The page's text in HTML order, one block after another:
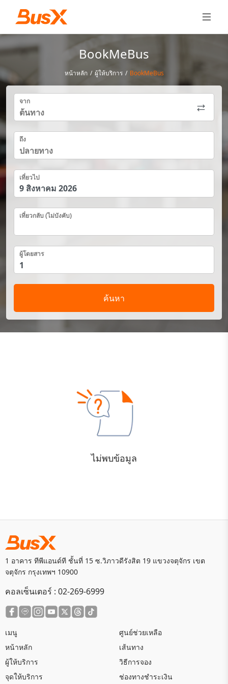
BookMeBus
หน้าหลัก / ผู้ให้บริการ / BookMeBus
จาก
ถึง
เที่ยวไป
เที่ยวกลับ (ไม่บังคับ)
ผู้โดยสาร
ค้นหา
ไม่พบข้อมูล
1 อาคาร ทีพีแอนด์ที ชั้นที่ 15 ซ.วิภาวดีรังสิต 19 แขวงจตุจักร เขต
จตุจักร กรุงเทพฯ 10900
คอลเซ็นเตอร์ : 02-269-6999
เมนู
หน้าหลัก
ผู้ให้บริการ
จุดให้บริการ
ศูนย์ช่วยเหลือ
เส้นทาง
วิธีการจอง
ช่องทางชำระเงิน